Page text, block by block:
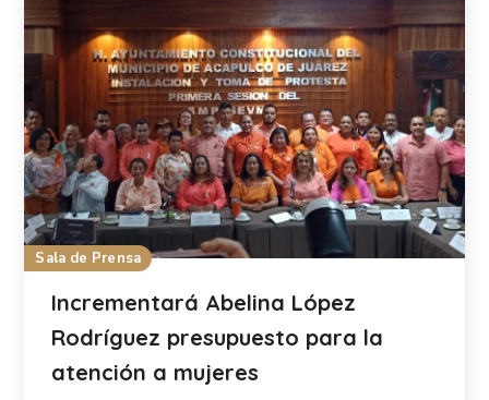
Sala de Prensa
Incrementará Abelina López
Rodríguez presupuesto para la
atención a mujeres